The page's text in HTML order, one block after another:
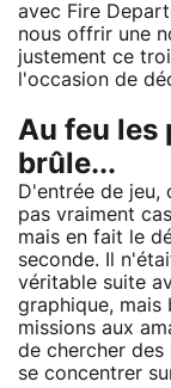
avec Fire
nous offrir une
justement ce
l'occasion de
Au feu les
brûle...
D'entrée de jeu,
pas vraiment
mais en fait le
seconde. Il
véritable suite
graphique, mais
missions aux
de chercher
se concentrer